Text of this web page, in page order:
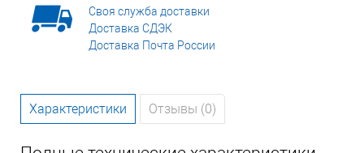
Своя служба доставки
Доставка СДЭК
Доставка Почта России
Характеристики Отзывы (0)